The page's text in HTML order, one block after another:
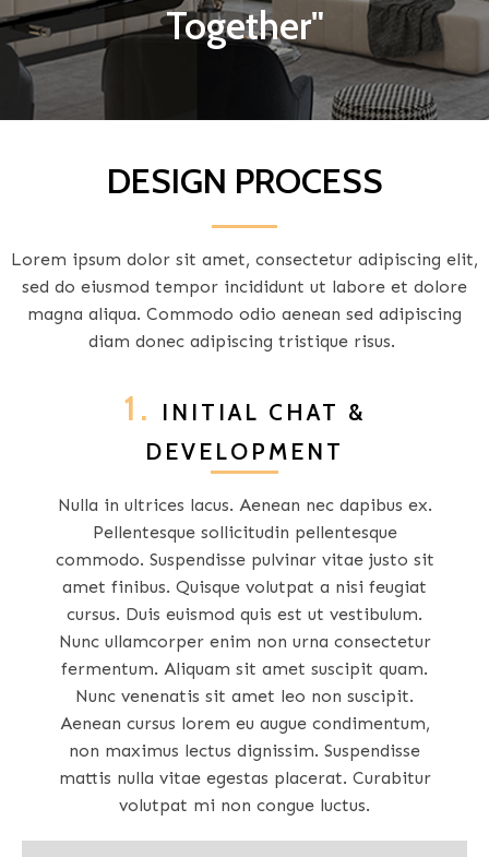
Together"
DESIGN PROCESS
Lorem ipsum dolor sit amet, consectetur adipiscing elit,
sed do eiusmod tempor incididunt ut labore et dolore
magna aliqua. Commodo odio aenean sed adipiscing
diam donec adipiscing tristique risus.
1.
INITIAL CHAT &
DEVELOPMENT
Nulla in ultrices lacus. Aenean nec dapibus ex.
Pellentesque sollicitudin pellentesque
commodo. Suspendisse pulvinar vitae justo sit
amet finibus. Quisque volutpat a nisi feugiat
cursus. Duis euismod quis est ut vestibulum.
Nunc ullamcorper enim non urna consectetur
fermentum. Aliquam sit amet suscipit quam.
Nunc venenatis sit amet leo non suscipit.
Aenean cursus lorem eu augue condimentum,
non maximus lectus dignissim. Suspendisse
mattis nulla vitae egestas placerat. Curabitur
volutpat mi non congue luctus.